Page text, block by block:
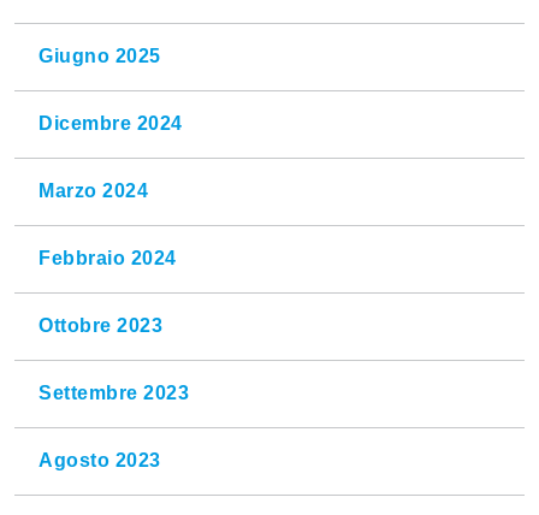
Giugno 2025
Dicembre 2024
Marzo 2024
Febbraio 2024
Ottobre 2023
Settembre 2023
Agosto 2023